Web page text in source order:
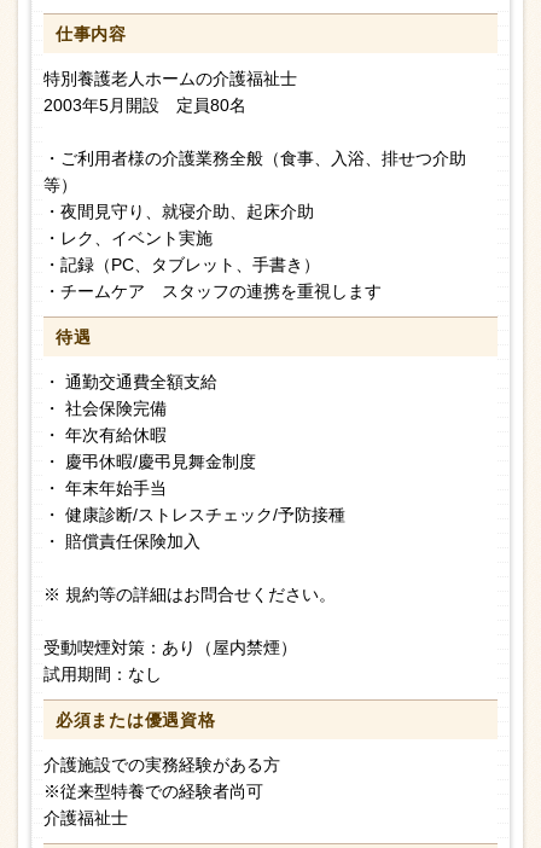
仕事内容
特別養護老人ホームの介護福祉士
2003年5月開設 定員80名
・ご利用者様の介護業務全般（食事、入浴、排せつ介助
等）
・夜間見守り、就寝介助、起床介助
・レク、イベント実施
・記録（PC、タブレット、手書き）
・チームケア スタッフの連携を重視します
待遇
・ 通勤交通費全額支給
・ 社会保険完備
・ 年次有給休暇
・ 慶弔休暇/慶弔見舞金制度
・ 年末年始手当
・ 健康診断/ストレスチェック/予防接種
・ 賠償責任保険加入
※ 規約等の詳細はお問合せください。
受動喫煙対策：あり（屋内禁煙）
試用期間：なし
必須または優遇資格
介護施設での実務経験がある方
※従来型特養での経験者尚可
介護福祉士